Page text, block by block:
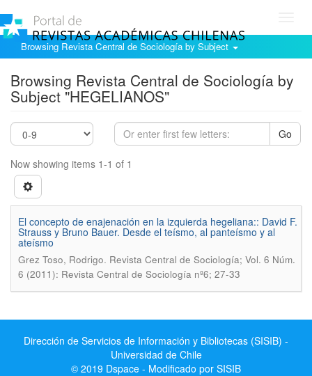
Browsing Revista Central de Sociología by Subject
Browsing Revista Central de Sociología by
Subject "HEGELIANOS"
Go
Now showing items 1-1 of 1
El concepto de enajenación en la izquierda hegeliana:: David F.
Strauss y Bruno Bauer. Desde el teísmo, al panteísmo y al
ateísmo
Grez Toso, Rodrigo. Revista Central de Sociología; Vol. 6 Núm.
6 (2011): Revista Central de Sociología nº6; 27-33
Dirección de Servicios de Información y Bibliotecas (SISIB) -
Universidad de Chile
© 2019 Dspace - Modificado por SISIB